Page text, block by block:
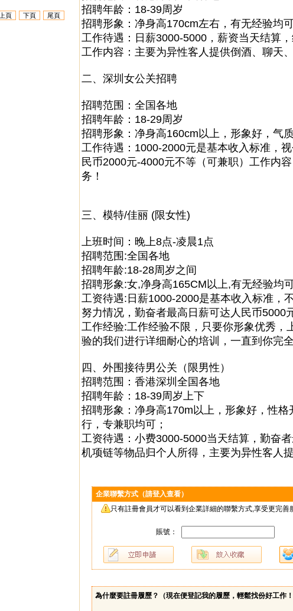
上頁 下頁 尾頁
招聘年龄：18-39周岁
招聘形象：净身高170cm左右，有无经验均
工作待遇：日薪3000-5000，薪资当天结算
工作内容：主要为异性客人提供倒酒、聊天
二、深圳女公关招聘
招聘范围：全国各地
招聘年龄：18-29周岁
招聘形象：净身高160cm以上，形象好，气
工作待遇：1000-2000元是基本收入标准，
民币2000元-4000元不等（可兼职）工作内
务！
三、模特/佳丽 (限女性)
上班时间：晚上8点-凌晨1点
招聘范围:全国各地
招聘年龄:18-28周岁之间
招聘形象:女,净身高165CM以上,有无经验均
工资待遇:日薪1000-2000是基本收入标准，
努力情况，勤奋者最高日薪可达人民币5000
工作经验:工作经验不限，只要你形象优秀
验的我们进行详细耐心的培训，一直到你完
四、外围接待男公关（限男性）
招聘范围：香港深圳全国各地
招聘年龄：18-39周岁上下
招聘形象：净身高170m以上，形象好，性
行，专兼职均可；
工资待遇：小费3000-5000当天结算，勤奋
机项链等物品归个人所得，主要为异性客人
企業聯繫方式（請登入查看）
只有註冊會員才可以看到企業詳細的聯繫方式,享受更完善
賬號：
為什麼要註冊履歷？（現在便登記我的履歷，輕鬆找份好工作！